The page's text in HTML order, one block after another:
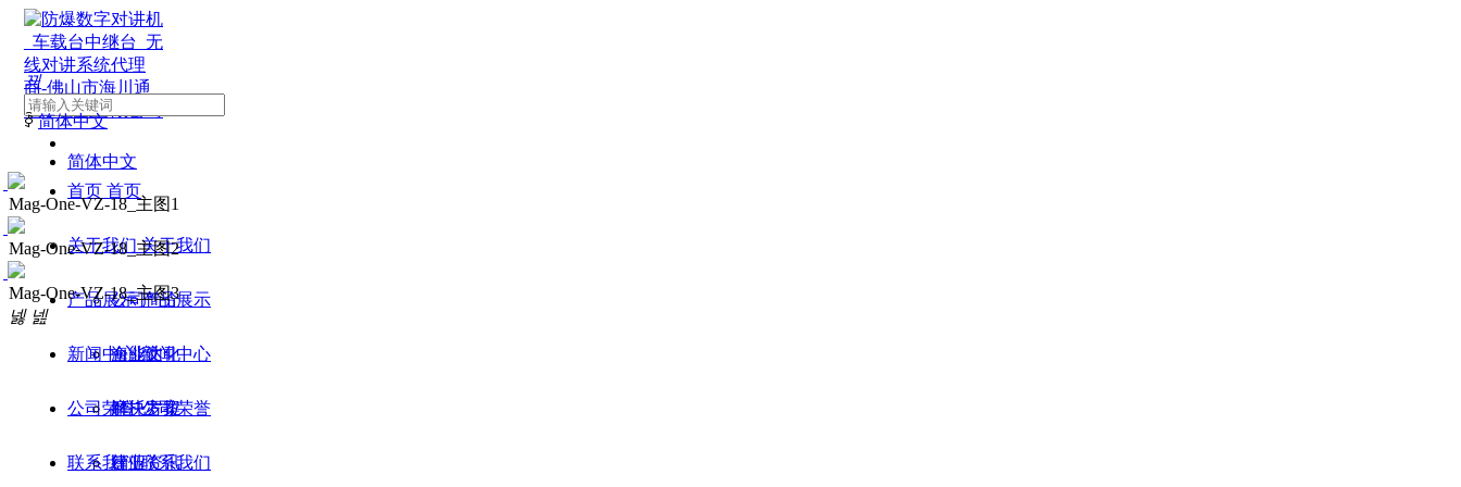
끠
ꀅ 简体中文
简体中文
首页 首页
关于我们 关于我们
公司简介
企业文化
产品展示 产品展示
海能达
摩托罗拉
建伍
新闻中心 新闻中心
解决方案
行业资讯
公司荣誉 公司荣誉
联系我们 联系我们
Mag-One-VZ-18_主图1
Mag-One-VZ-18_主图2
Mag-One-VZ-18_主图3
넳 넲